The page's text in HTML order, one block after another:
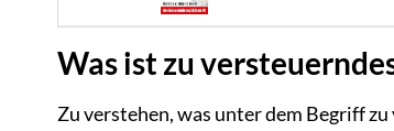
Was ist zu
Zu verstehen, was unter dem Begriff